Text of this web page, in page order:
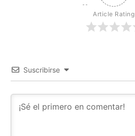
Article Rating
Suscribirse